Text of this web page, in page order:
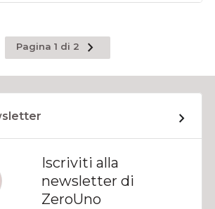
Pagina 1 di 2
Pagina
successiva
Iscriviti alla
newsletter di
ZeroUno